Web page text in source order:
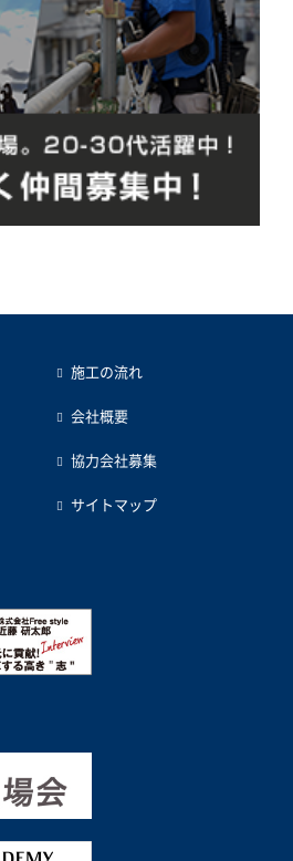
施工の流れ
会社概要
協力会社募集
サイトマップ